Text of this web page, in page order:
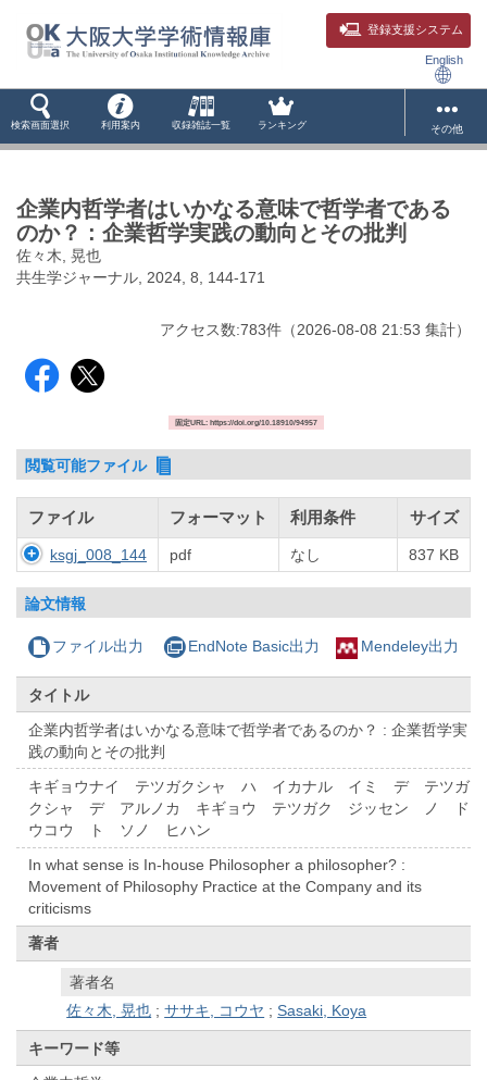
登録支援システム
English
検索画面選択 利用案内 収録雑誌一覧 ランキング その他
企業内哲学者はいかなる意味で哲学者である
のか？ : 企業哲学実践の動向とその批判
佐々木, 晃也
共生学ジャーナル, 2024, 8, 144-171
アクセス数:783件 （2026-08-08 21:53 集計）
固定URL: https://doi.org/10.18910/94957
閲覧可能ファイル
ファイル フォーマット 利用条件 サイズ
ksgj_008_144 pdf なし 837 KB
論文情報
ファイル出力 EndNote Basic出力 Mendeley出力
タイトル
企業内哲学者はいかなる意味で哲学者であるのか？ : 企業哲学実
践の動向とその批判
キギョウナイ テツガクシャ ハ イカナル イミ デ テツガ
クシャ デ アルノカ キギョウ テツガク ジッセン ノ ド
ウコウ ト ソノ ヒハン
In what sense is In-house Philosopher a philosopher? :
Movement of Philosophy Practice at the Company and its
criticisms
著者
著者名
佐々木, 晃也 ;ササキ, コウヤ ;Sasaki, Koya
キーワード等